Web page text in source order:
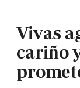
Vivas
cariño